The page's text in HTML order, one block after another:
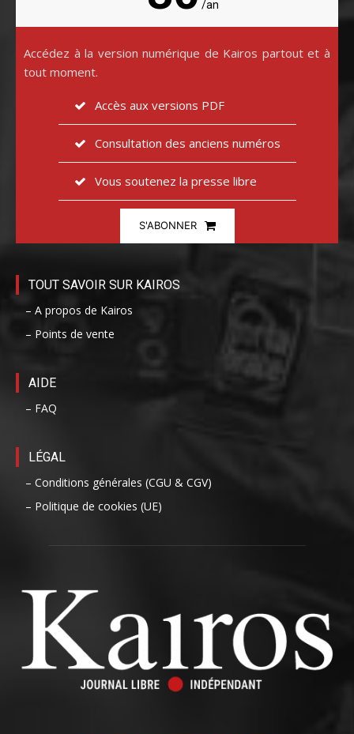
/an
Accédez à la version numérique de Kairos partout et à
tout moment.
Accès aux versions PDF
Consultation des anciens numéros
Vous soutenez la presse libre
S'ABONNER
TOUT SAVOIR SUR KAIROS
– A propos de Kairos
– Points de vente
AIDE
– FAQ
LÉGAL
– Conditions générales (CGU & CGV)
– Politique de cookies (UE)